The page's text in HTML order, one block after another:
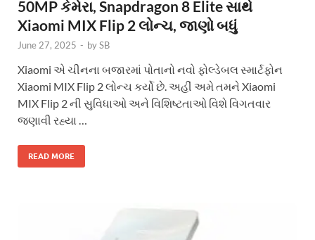
50MP કેમેરા, Snapdragon 8 Elite સાથે
Xiaomi MIX Flip 2 લોન્ચ, જાણો બધું
June 27, 2025 - bySB
Xiaomi એ ચીનના બજારમાં પોતાનો નવો ફોલ્ડેબલ સ્માર્ટફોન
Xiaomi MIX Flip 2 લોન્ચ કર્યો છે. અહીં અમે તમને Xiaomi
MIX Flip 2 ની સુવિધાઓ અને વિશિષ્ટતાઓ વિશે વિગતવાર
જણાવી રહ્યા …
READ MORE